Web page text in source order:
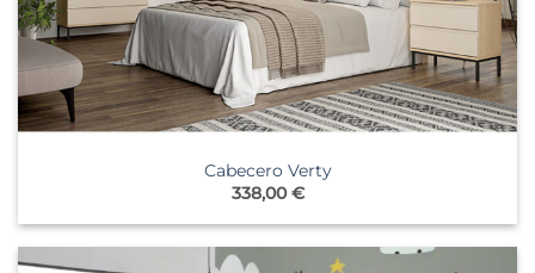
Cabecero Verty
338,00€